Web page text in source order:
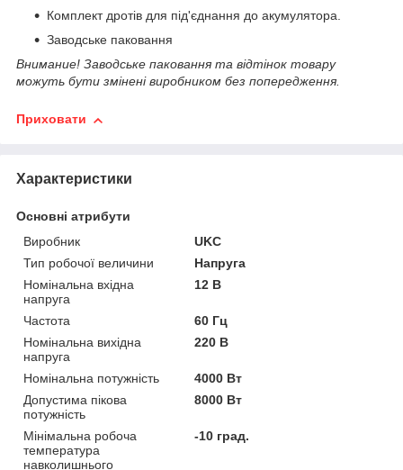
Комплект дротів для під'єднання до акумулятора.
Заводське паковання
Внимание! Заводське паковання та відтінок товару
можуть бути змінені виробником без попередження.
Приховати
Характеристики
Основні атрибути
Виробник
UKC
Тип робочої величини
Напруга
Номінальна вхідна
напруга
12 В
Частота
60 Гц
Номінальна вихідна
напруга
220 В
Номінальна потужність
4000 Вт
Допустима пікова
потужність
8000 Вт
Мінімальна робоча
температура
навколишнього
-10 град.